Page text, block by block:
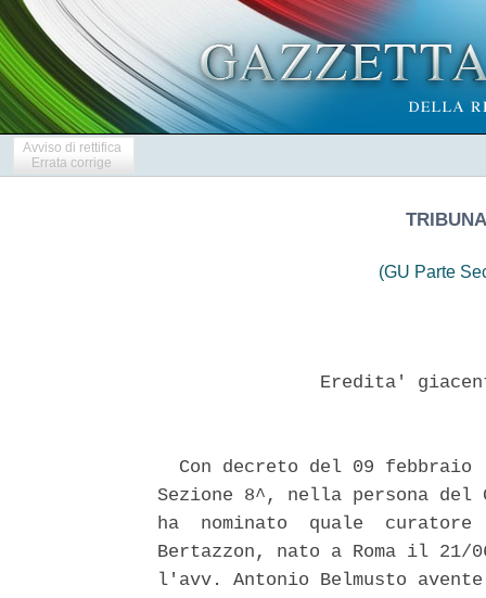
Avviso di rettifica
Errata corrige
(GU Parte
Eredita'
Con decreto del 09 febbraio
Sezione 8^, nella persona
ha  nominato  quale
Bertazzon, nato a Roma il 21/
l'avv. Antonio Belmusto